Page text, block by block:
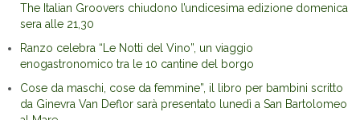
The Italian Groovers chiudono l’undicesima edizione domenica
sera alle 21,30
Ranzo celebra “Le Notti del Vino”, un viaggio
enogastronomico tra le 10 cantine del borgo
Cose da maschi, cose da femmine”, il libro per bambini scritto
da Ginevra Van Deflor sarà presentato lunedì a San Bartolomeo